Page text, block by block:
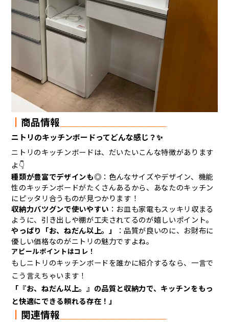
┃ 商品情報
ニトリのキッチンボードってどんな感じ？✨
ニトリのキッチンボードは、だいたいこんな特徴があります
よ👇
種類が豊富でデザインも◎ ：色んなサイズやデザイン、機能
性のキッチンボードがたくさんあるから、あなたのキッチン
にピッタリ合うものが見つかります！
収納力バツグンで使いやすい ：お皿も家電もスッキリ収まる
ように、引き出しや棚が工夫されてるのが嬉しいポイント。
やっぱり「お、ねだん以上。」
：品質が良いのに、お財布に
優しい価格なのがニトリの魅力ですよね。
アピールポイントはコレ！
もしニトリのキッチンボードを誰かに紹介するなら、一言で
こう言えちゃいます！
「『お、ねだん以上。』の品質と収納力で、キッチンをもっ
と快適にできる頼れる存在！」
┃ 関連情報